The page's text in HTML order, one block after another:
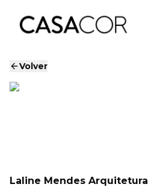
Volver
Laline Mendes Arquitetura